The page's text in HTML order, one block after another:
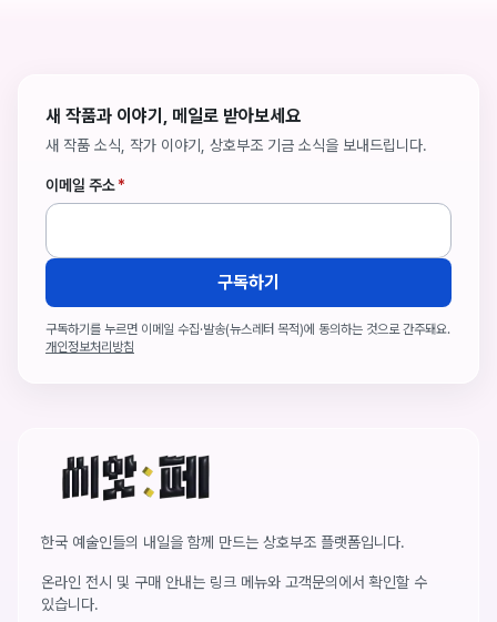
새 작품과 이야기, 메일로 받아보세요
새 작품 소식, 작가 이야기, 상호부조 기금 소식을 보내드립니다.
이메일 주소*
구독하기
구독하기를 누르면 이메일 수집·발송(뉴스레터 목적)에 동의하는 것으로 간주돼요.
개인정보처리방침
씨앗페 온라인 홈
한국 예술인들의 내일을 함께 만드는 상호부조 플랫폼입니다.
온라인 전시 및 구매 안내는 링크 메뉴와 고객문의에서 확인할 수
있습니다.